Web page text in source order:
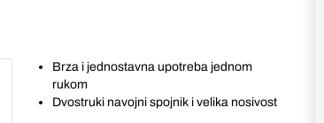
Brza i jednostavna upotreba jednom
rukom
Dvostruki navojni spojnik i velika nosivost